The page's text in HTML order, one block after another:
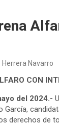
Herrera Navarro
CON
del 2024.-
derechos de